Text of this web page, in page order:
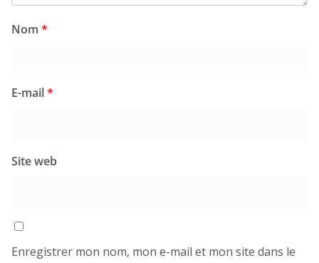
Nom *
E-mail*
Site web
Enregistrer mon nom, mon e-mail et mon site dans le